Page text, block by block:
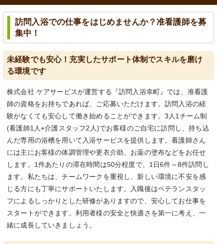
訪問入浴での仕事をはじめませんか？准看護師を募
集中！
未経験でも安心！充実したサポート体制でスキルを磨け
る環境です
株式会社 ケアサービスが運営する『訪問入浴幸町』では、准看護
師の資格をお持ちであれば、ご応募いただけます。訪問入浴の経
験がなくても安心して働き始めることができます。3人1チーム制
(看護師1人+介護スタッフ2人)でお客様のご自宅に訪問し、持ち込
んだ専用の浴槽を用いて入浴サービスを提供します。看護師さん
には主にお客様の体調管理や更衣介助、お薬の塗布などをお任せ
します。1件あたりの滞在時間は50分程度で、1日6件～8件訪問し
ます。私たちは、チームワークを重視し、新しい環境に不安を感
じる方にも丁寧にサポートいたします。入職後はベテランスタッ
フによるしっかりとした研修がありますので、安心してお仕事を
スタートができます。利用者様の安全と快適さを第一に考え、一
緒に成長していきましょう。